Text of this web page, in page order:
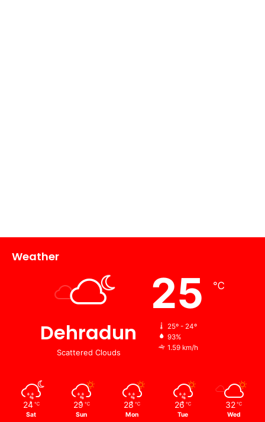
Weather
Dehradun
Scattered Clouds
25 ℃
25º - 24º
93%
1.59 km/h
24 ℃
Sat
29 ℃
Sun
28 ℃
Mon
26 ℃
Tue
32 ℃
Wed